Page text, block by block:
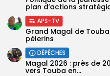
plan d’actions
APS-TV
Grand Magal de Touba
pèlerins
DÉPÊCHES
Magal 2026 : près de
vers Touba en...